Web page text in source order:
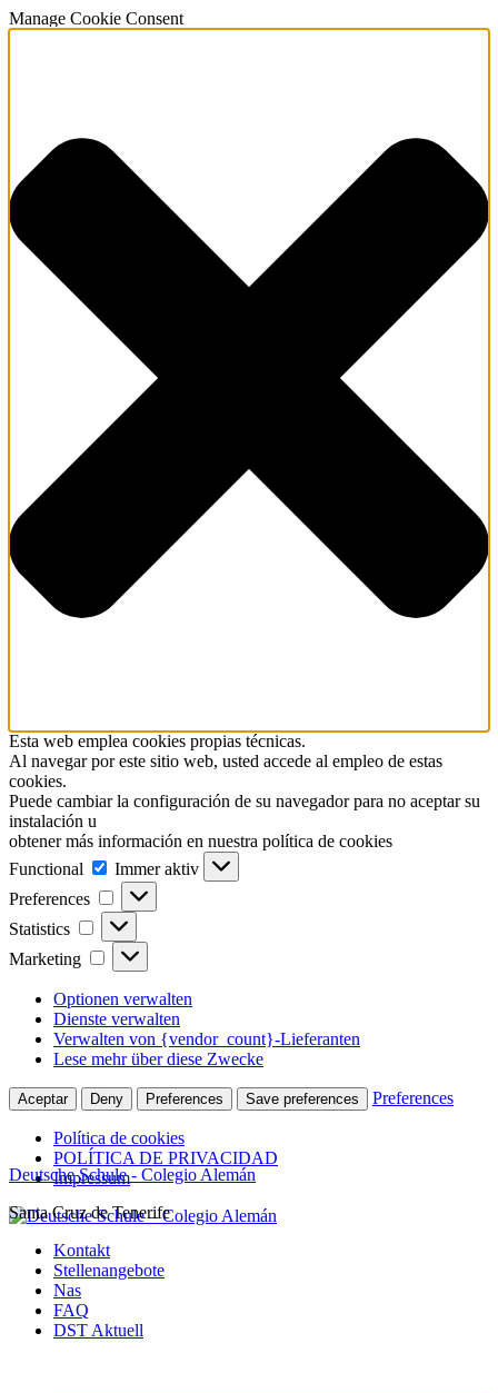
Manage Cookie Consent
Esta web emplea cookies propias técnicas.
Al navegar por este sitio web, usted accede al empleo de estas
cookies.
Puede cambiar la configuración de su navegador para no aceptar su
instalación u
obtener más información en nuestra política de cookies
Functional
Functional
Immer aktiv
Preferences
Preferences
Statistics Statistics
Marketing Marketing
Optionen verwalten
Dienste verwalten
Verwalten von {vendor_count}-Lieferanten
Lese mehr über diese Zwecke
Aceptar Deny Preferences Save preferences Preferences
Política de cookies
POLÍTICA DE PRIVACIDAD
Impressum
Zum
springen
Deutsche Schule - Colegio Alemán
Santa Cruz de Tenerife
Kontakt
Stellenangebote
Nas
FAQ
DST Aktuell